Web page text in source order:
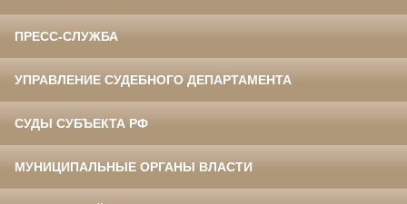
ПРЕСС-СЛУЖБА
УПРАВЛЕНИЕ СУДЕБНОГО ДЕПАРТАМЕНТА
СУДЫ СУБЪЕКТА РФ
МУНИЦИПАЛЬНЫЕ ОРГАНЫ ВЛАСТИ